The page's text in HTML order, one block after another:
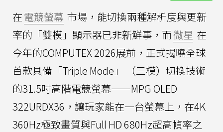
在電競螢幕 市場，能切換兩種解析度與更新
率的「雙模」顯示器已非新鮮事，而微星 在
今年的COMPUTEX 2026展前，正式揭曉全球
首款具備「Triple Mode」 （三模）切換技術
的31.5吋高階電競螢幕——MPG OLED
322URDX36，讓玩家能在一台螢幕上，在4K
360Hz極致畫質與Full HD 680Hz超高幀率之